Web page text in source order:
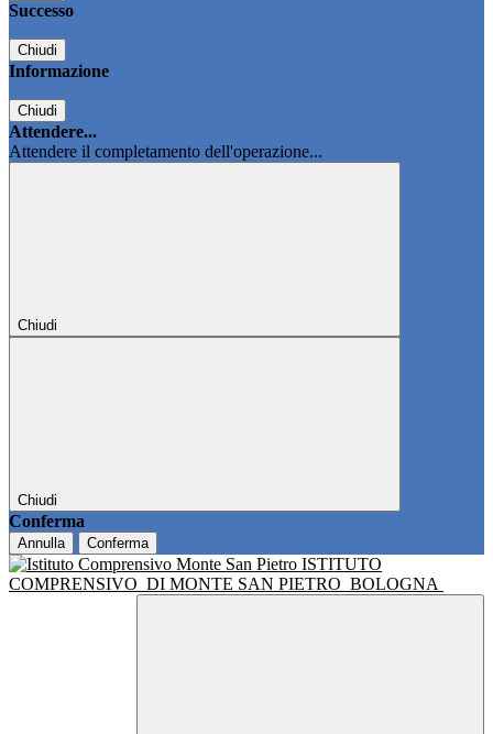
Successo
Chiudi
Informazione
Chiudi
Attendere...
Attendere il completamento dell'operazione...
Chiudi
Chiudi
Conferma
Annulla Conferma
ISTITUTO
COMPRENSIVO DI MONTE SAN PIETRO BOLOGNA